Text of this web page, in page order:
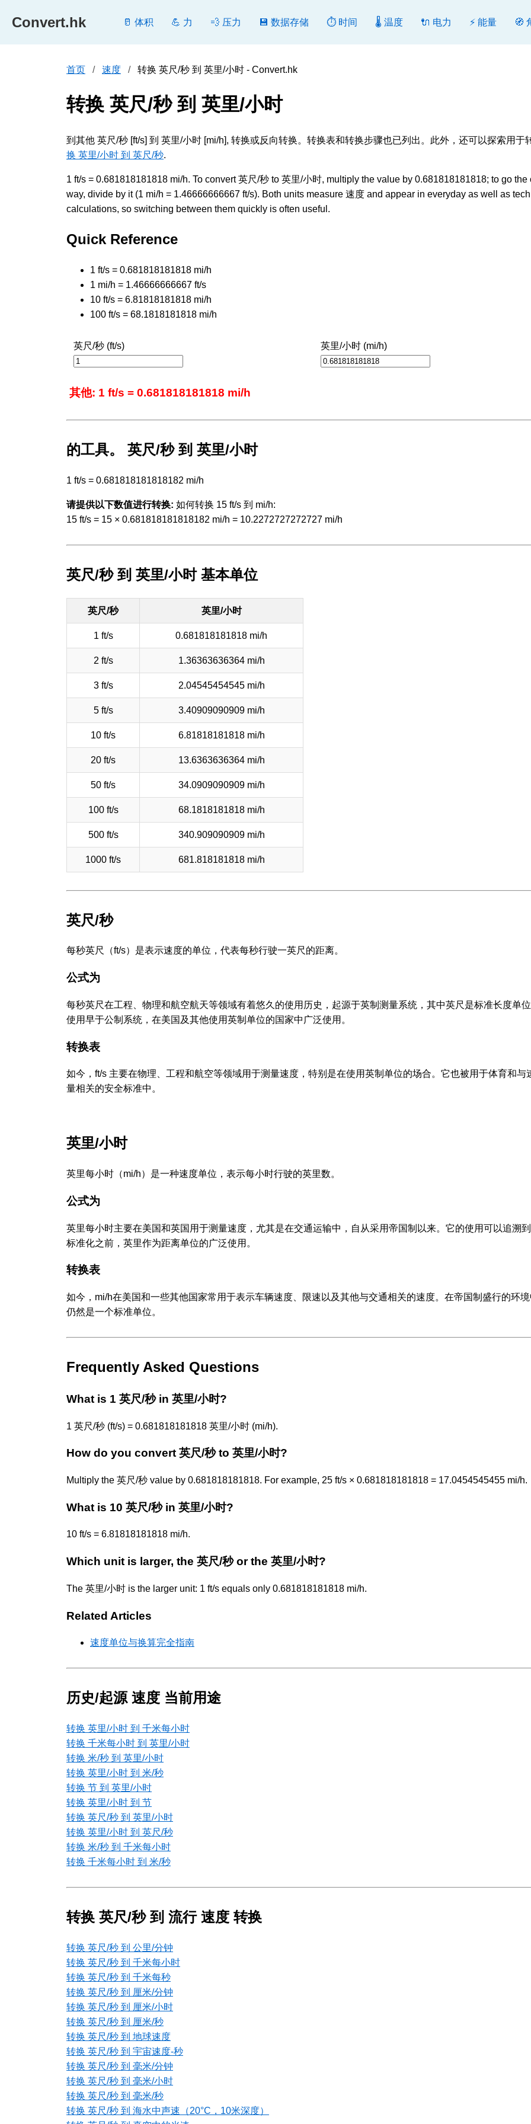
Convert.hk 🥛 体积 💪 力 💨 压力 💾 数据存储 ⏱️ 时间 🌡️ 温度 🔌 电力 ⚡ 能量 🧭
首页 速度 转换 英尺/秒 到 英里/小时 - Convert.hk
转换 英尺/秒 到 英里/小时
到其他 英尺/秒 [ft/s] 到 英里/小时 [mi/h], 转换或反向转换。转换表和转换步骤也已列出。此外，还可以探索用于
换 英里/小时 到 英尺/秒.
1 ft/s = 0.681818181818 mi/h. To convert 英尺/秒 to 英里/小时, multiply the value by 0.681818181818; to go the
way, divide by it (1 mi/h = 1.46666666667 ft/s). Both units measure 速度 and appear in everyday as well as
calculations, so switching between them quickly is often useful.
Quick Reference
1 ft/s = 0.681818181818 mi/h
1 mi/h = 1.46666666667 ft/s
10 ft/s = 6.81818181818 mi/h
100 ft/s = 68.1818181818 mi/h
英尺/秒 (ft/s) 英里/小时 (mi/h)
其他: 1 ft/s = 0.681818181818 mi/h
的工具。 英尺/秒 到 英里/小时
1 ft/s = 0.681818181818182 mi/h
请提供以下数值进行转换: 如何转换 15 ft/s 到 mi/h:
15 ft/s = 15 × 0.681818181818182 mi/h = 10.2272727272727 mi/h
英尺/秒 到 英里/小时 基本单位
英尺/秒 英里/小时
1 ft/s 0.681818181818 mi/h
2 ft/s 1.36363636364 mi/h
3 ft/s 2.04545454545 mi/h
5 ft/s 3.40909090909 mi/h
10 ft/s 6.81818181818 mi/h
20 ft/s 13.6363636364 mi/h
50 ft/s 34.0909090909 mi/h
100 ft/s 68.1818181818 mi/h
500 ft/s 340.909090909 mi/h
1000 ft/s 681.818181818 mi/h
英尺/秒
每秒英尺（ft/s）是表示速度的单位，代表每秒行驶一英尺的距离。
公式为
每秒英尺在工程、物理和航空航天等领域有着悠久的使用历史，起源于英制测量系统，其中英尺是标准长度单
使用早于公制系统，在美国及其他使用英制单位的国家中广泛使用。
转换表
如今，ft/s 主要在物理、工程和航空等领域用于测量速度，特别是在使用英制单位的场合。它也被用于体育和与
量相关的安全标准中。
英里/小时
英里每小时（mi/h）是一种速度单位，表示每小时行驶的英里数。
公式为
英里每小时主要在美国和英国用于测量速度，尤其是在交通运输中，自从采用帝国制以来。它的使用可以追溯
标准化之前，英里作为距离单位的广泛使用。
转换表
如今，mi/h在美国和一些其他国家常用于表示车辆速度、限速以及其他与交通相关的速度。在帝国制盛行的环
仍然是一个标准单位。
Frequently Asked Questions
What is 1 英尺/秒 in 英里/小时?
1 英尺/秒 (ft/s) = 0.681818181818 英里/小时 (mi/h).
How do you convert 英尺/秒 to 英里/小时?
Multiply the 英尺/秒 value by 0.681818181818. For example, 25 ft/s × 0.681818181818 = 17.0454545455 mi/h.
What is 10 英尺/秒 in 英里/小时?
10 ft/s = 6.81818181818 mi/h.
Which unit is larger, the 英尺/秒 or the 英里/小时?
The 英里/小时 is the larger unit: 1 ft/s equals only 0.681818181818 mi/h.
Related Articles
速度单位与换算完全指南
历史/起源 速度 当前用途
转换 英里/小时 到 千米每小时
转换 千米每小时 到 英里/小时
转换 米/秒 到 英里/小时
转换 英里/小时 到 米/秒
转换 节 到 英里/小时
转换 英里/小时 到 节
转换 英尺/秒 到 英里/小时
转换 英里/小时 到 英尺/秒
转换 米/秒 到 千米每小时
转换 千米每小时 到 米/秒
转换 英尺/秒 到 流行 速度 转换
转换 英尺/秒 到 公里/分钟
转换 英尺/秒 到 千米每小时
转换 英尺/秒 到 千米每秒
转换 英尺/秒 到 厘米/分钟
转换 英尺/秒 到 厘米/小时
转换 英尺/秒 到 厘米/秒
转换 英尺/秒 到 地球速度
转换 英尺/秒 到 宇宙速度-秒
转换 英尺/秒 到 毫米/分钟
转换 英尺/秒 到 毫米/小时
转换 英尺/秒 到 毫米/秒
转换 英尺/秒 到 海水中声速（20°C，10米深度）